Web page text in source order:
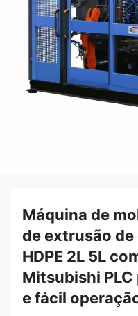
Máquina de
de extrusão de
HDPE 2L 5L
Mitsubishi
e fácil